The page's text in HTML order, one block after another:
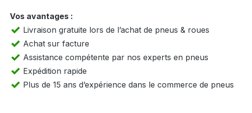
Vos avantages :
Livraison gratuite lors de l’achat de pneus & roues
Achat sur facture
Assistance compétente par nos experts en pneus
Expédition rapide
Plus de 15 ans d’expérience dans le commerce de pneus